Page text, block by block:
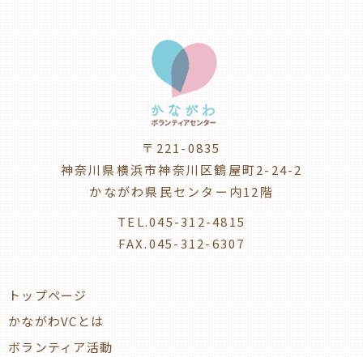
〒221-0835
神奈川県横浜市神奈川区鶴屋町2-24-2
かながわ県民センター内12階
TEL.045-312-4815
FAX.045-312-6307
トップページ
かながわVCとは
ボランティア活動